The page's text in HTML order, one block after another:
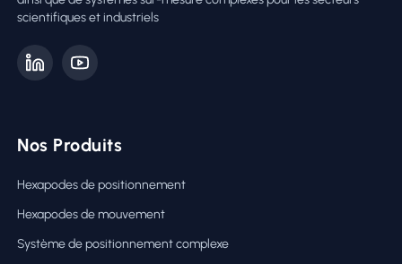
scientifiques et industriels
Nos Produits
Hexapodes de positionnement
Hexapodes de mouvement
Système de positionnement complexe